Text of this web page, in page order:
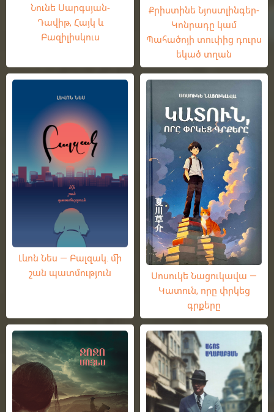
Նունե Սարգսյան-
Դավիթ, Հայկ և
Բազիլիսկուս
Քրիստինե Նյոստլինգեր-
Կոնրադը կամ
Պահածոյի տուփից դուրս
եկած տղան
Լևոն Նես — Բալզակ. մի
շան պատմություն
Սոսուկե Նացուկավա —
Կատուն, որը փրկեց
գրքերը